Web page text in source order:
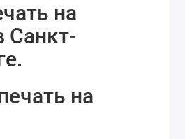
на
Санкт-
на